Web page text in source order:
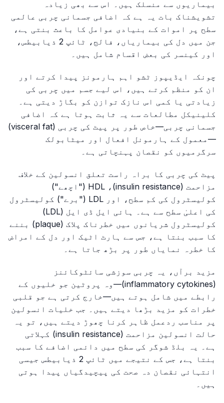
بیماریوں سے منسلک ہیں۔ اس سے بھی زیادہ
تشویشناک بات یہ ہے کہ اضافی جسمانی چربی عالمی
سطح پر اموات کے بنیادی عوامل کا باعث بنتی ہے،
جن میں دل کی بیماریاں، فالج، ٹائپ 2 ذیابیطس،
اور کینسر کی بعض اقسام شامل ہیں۔
چونکہ ایڈیپوز ٹشو اہم ہارمونز پیدا کرتے اور
ان کو منظم کرتے ہیں، اس لیے جسم میں چربی کی
زیادتی یا کمی اس نازک توازن کو بگاڑ دیتی ہے۔
کلینیکل مطالعات سے یہ ثابت ہوتا ہے کہ اضافی
جسمانی چربی—خاص طور پر پیٹ کی چربی (visceral fat)
—معمول کے ہارمونل افعال اور میٹابولک
سرگرمیوں کو نقصان پہنچاتی ہے۔
پیٹ کی چربی کا براہ راست تعلق انسولین کے خلاف
مزاحمت (insulin resistance)، HDL ("اچھے")
کولیسٹرول کی کم سطح، اور LDL ("برے") کولیسٹرول
کی اعلیٰ سطح سے ہے۔ ہائی ایل ڈی ایل (LDL)
کولیسٹرول شریانوں میں خطرناک پلاک (plaque) بننے
کا سبب بنتا ہے، جس سے ہارٹ اٹیک اور دل کے امراض
کا خطرہ نمایاں طور پر بڑھ جاتا ہے۔
مزید برآں، یہ چربی سوزشی سائٹوکائنز
(inflammatory cytokines)—وہ پروٹین جو خلیوں کے
رابطے میں شامل ہوتے ہیں—خارج کرتی ہے جو قلبی
خطرات کو مزید بڑھا دیتے ہیں۔ جب خلیات انسولین
پر مناسب ردعمل ظاہر کرنا چھوڑ دیتے ہیں، تو یہ
حالت انسولین مزاحمت (insulin resistance) کہلاتی
ہے۔ یہ بلڈ شوگر کی سطح میں دائمی اضافے کا سبب
بنتا ہے، جس کے نتیجے میں ٹائپ 2 ذیابیطس جیسی
انتہائی نقصان دہ صحت کی پیچیدگیاں پیدا ہوتی
ہیں۔